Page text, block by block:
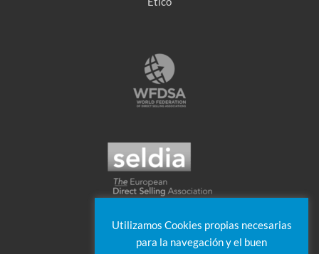
Utilizamos Cookies propias necesarias
para la navegación y el buen